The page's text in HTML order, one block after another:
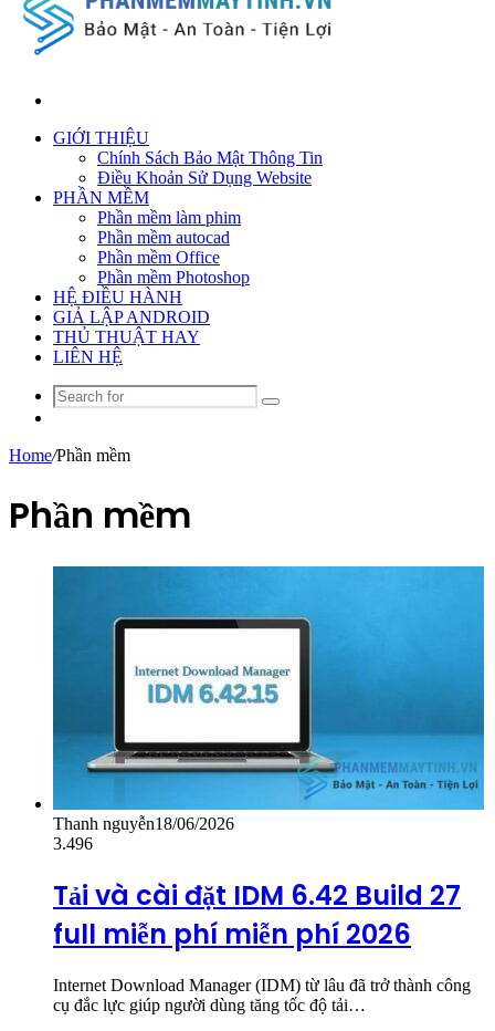
GIỚI THIỆU
Chính Sách Bảo Mật Thông Tin
Điều Khoản Sử Dụng Website
PHẦN MỀM
Phần mềm làm phim
Phần mềm autocad
Phần mềm Office
Phần mềm Photoshop
HỆ ĐIỀU HÀNH
GIẢ LẬP ANDROID
THỦ THUẬT HAY
LIÊN HỆ
Search
Home/Phần mềm
Phần mềm
Thanh nguyễn18/06/2026
3.496
Tải và cài đặt IDM 6.42 Build 27
full miễn phí miễn phí 2026
Internet Download Manager (IDM) từ lâu đã trở thành công
cụ đắc lực giúp người dùng tăng tốc độ tải…